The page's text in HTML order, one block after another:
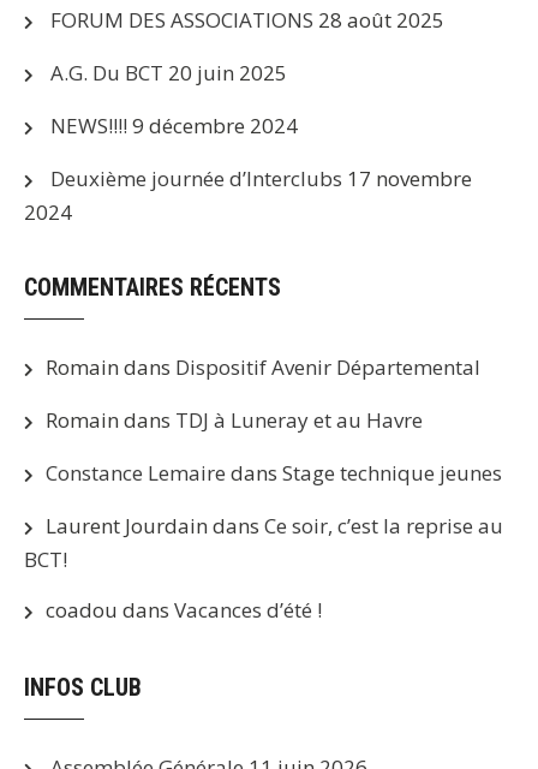
FORUM DES ASSOCIATIONS 28 août 2025
A.G. Du BCT 20 juin 2025
NEWS!!!! 9 décembre 2024
Deuxième journée d’Interclubs 17 novembre
2024
COMMENTAIRES RÉCENTS
Romain dans Dispositif Avenir Départemental
Romain dans TDJ à Luneray et au Havre
Constance Lemaire dans Stage technique jeunes
Laurent Jourdain dans Ce soir, c’est la reprise au
BCT!
coadou dans Vacances d’été !
INFOS CLUB